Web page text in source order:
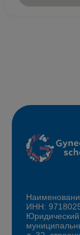
ИНН:
Юридический